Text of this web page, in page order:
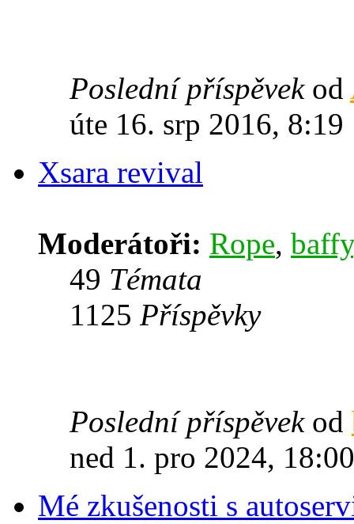
Poslední příspěvekod
úte 16. srp 2016, 8:19
Xsara revival
Moderátoři: Rope, baffy
49 Témata
1125 Příspěvky
Poslední příspěvekod
ned 1. pro 2024, 18:00
Mé zkušenosti s